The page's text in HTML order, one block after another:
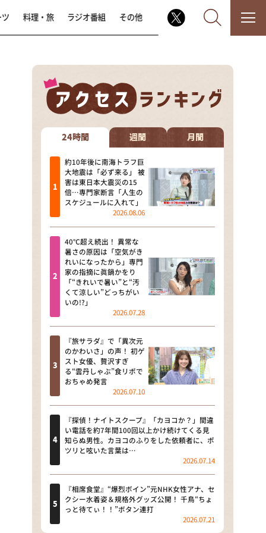
なるみ・岡村の過ぎるTV
相席食堂
これ余談なんですけど・・・
～人生密着トークバラエティ！
～ やすとものいたって真剣です
探偵！ナイトスクープ
news おかえり
河合＆A.B.C-Z塚田×福井アナ
「なんでやねん！？」（news お
かえり）
DAIGOも台所 ～きょうの献立 何
にする？～
本日はダイアンなり！シーズン２
朝だ！生です旅サラダ
教えて！ニュースライブ 正義の
ミカタ
ＬＩＦＥ～夢のカタチ～
新婚さんいらっしゃい！
ポツンと一軒家
ザキ山小屋本館
料理・旅 ラジオ番組 その他
24時間 週間 月間
約10年後に南海トラフ巨
大地震は「必ず来る」 被
害は東日本大震災の15
倍…専門家断言「人生の
スケジュールに入れて」
2026.08.06
40℃超え続出！ 異常な
暑さの原因は「空気がき
れいになったから」専門
家の指摘に眞鍋かをり
「“きれいで暑い”と“汚
くて涼しい”どっちがい
いの!?」
2026.07.28
『旅サラダ』で「異次元
のかわいさ」の声！ 初ゲ
スト女優、贅沢すぎ
る“雲丹しゃぶ”食リポで
おちゃめ発言
2026.07.10
『探偵！ナイトスクープ』「カヨコか？」間違
い電話を約7年間100回以上かけ続けてくる見
知らぬ男性。カヨコのふりをした依頼者に、ポ
ツリと呟いた言葉は…
2026.07.14
『相席食堂』“爆烈ボイン”元NHK女性アナ、セ
クシー水着姿＆規格外グッズ公開！ 千鳥“ちょ
っと待てぃ！！”ボタン連打
2026.07.21